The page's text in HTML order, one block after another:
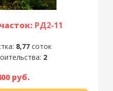
РД2-11
8,77соток
2
руб.